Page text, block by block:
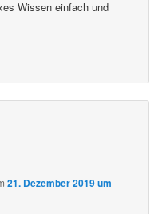
Wissen einfach und
21. Dezember 2019 um